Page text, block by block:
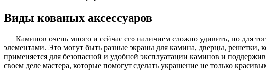
Виды кованых аксессуаров
Каминов очень много и сейчас его наличием сложно удивить, но для
элементами. Это могут быть разные экраны для камина, дверцы,
применяется для безопасной и удобной эксплуатации каминов и
своем деле мастера, которые помогут сделать украшение не только